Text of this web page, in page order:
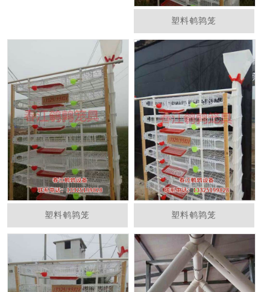
塑料鹌鹑笼
塑料鹌鹑笼 塑料鹌鹑笼